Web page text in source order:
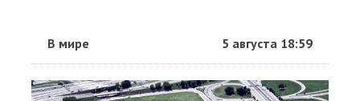
В мире 5 августа 18:59